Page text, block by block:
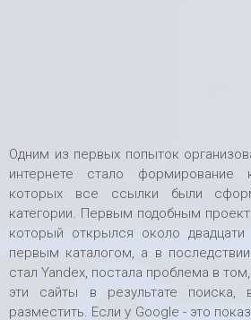
Одним из первых попыток
интернете стало формирование
которых все ссылки были
категории. Первым подобным
который открылся около
первым каталогом, а в
стал Yandex, постала проблема в
эти сайты в результате
разместить. Если у Google - это